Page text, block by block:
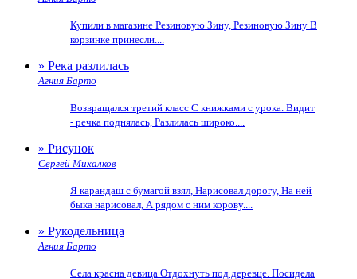
Купили в магазине Резиновую Зину, Резиновую Зину В
корзинке принесли....
» Река разлилась
Агния Барто
Возвращался третий класс С книжками с урока. Видит
- речка поднялась, Разлилась широко....
» Рисунок
Сергей Михалков
Я карандаш с бумагой взял, Нарисовал дорогу, На ней
быка нарисовал, А рядом с ним корову....
» Рукодельница
Агния Барто
Села красна девица Отдохнуть под деревце. Посидела